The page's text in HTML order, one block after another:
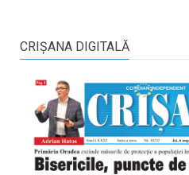
CRIŞANA DIGITALĂ